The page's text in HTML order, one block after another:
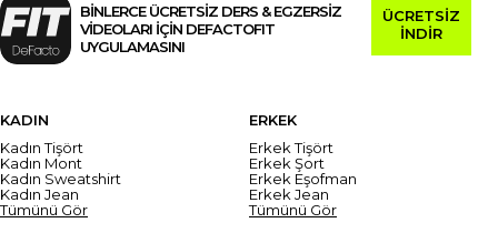
BİNLERCE ÜCRETSİZ DERS & EGZERSİZ
VİDEOLARI İÇİN DEFACTOFIT
UYGULAMASINI
ÜCRETSİZ
İNDİR
KADIN
Kadın Tişört
Kadın Mont
Kadın Sweatshirt
Kadın Jean
Tümünü Gör
ERKEK
Erkek Tişört
Erkek Şort
Erkek Eşofman
Erkek Jean
Tümünü Gör